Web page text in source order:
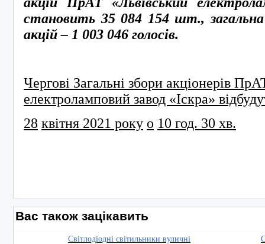
становить 35 084 154 шт., загальна
акцій – 1 003 046 голосів.
Чергові Загальні збори акціонерів
електроламповий завод «Іскра»
28 квітня 2021 року о 10 год. 30 хв.
Вас також зацікавить
Світлодіодні світильники вуличні